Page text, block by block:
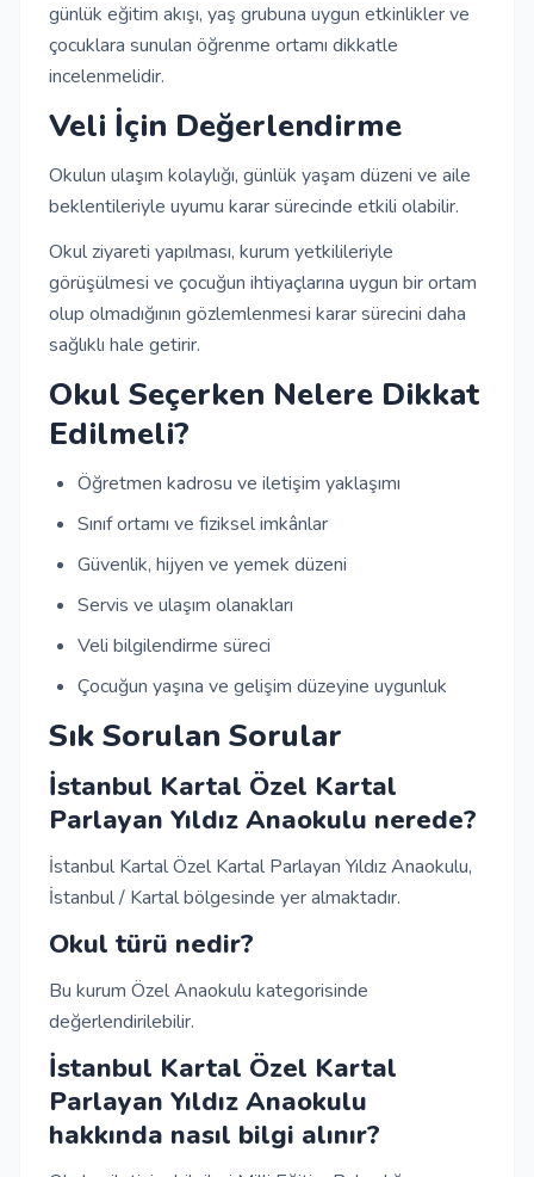
günlük eğitim akışı, yaş grubuna uygun etkinlikler ve
çocuklara sunulan öğrenme ortamı dikkatle
incelenmelidir.
Veli İçin Değerlendirme
Okulun ulaşım kolaylığı, günlük yaşam düzeni ve aile
beklentileriyle uyumu karar sürecinde etkili olabilir.
Okul ziyareti yapılması, kurum yetkilileriyle
görüşülmesi ve çocuğun ihtiyaçlarına uygun bir ortam
olup olmadığının gözlemlenmesi karar sürecini daha
sağlıklı hale getirir.
Okul Seçerken Nelere Dikkat
Edilmeli?
Öğretmen kadrosu ve iletişim yaklaşımı
Sınıf ortamı ve fiziksel imkânlar
Güvenlik, hijyen ve yemek düzeni
Servis ve ulaşım olanakları
Veli bilgilendirme süreci
Çocuğun yaşına ve gelişim düzeyine uygunluk
Sık Sorulan Sorular
İstanbul Kartal Özel Kartal
Parlayan Yıldız Anaokulu nerede?
İstanbul Kartal Özel Kartal Parlayan Yıldız Anaokulu,
İstanbul / Kartal bölgesinde yer almaktadır.
Okul türü nedir?
Bu kurum Özel Anaokulu kategorisinde
değerlendirilebilir.
İstanbul Kartal Özel Kartal
Parlayan Yıldız Anaokulu
hakkında nasıl bilgi alınır?